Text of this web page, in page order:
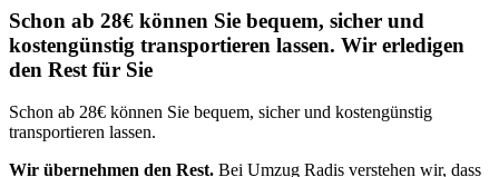
Schon ab 28€ können Sie bequem, sicher und
kostengünstig transportieren lassen. Wir erledigen
den Rest für Sie
Schon ab 28€ können Sie bequem, sicher und kostengünstig
transportieren lassen.
Wir übernehmen den Rest. Bei Umzug Radis verstehen wir, dass